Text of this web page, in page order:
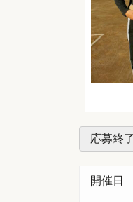
応募終
開催日